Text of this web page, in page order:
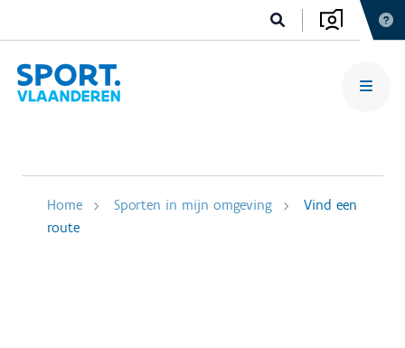
Home Sporten in mijn omgeving
Vind een
route